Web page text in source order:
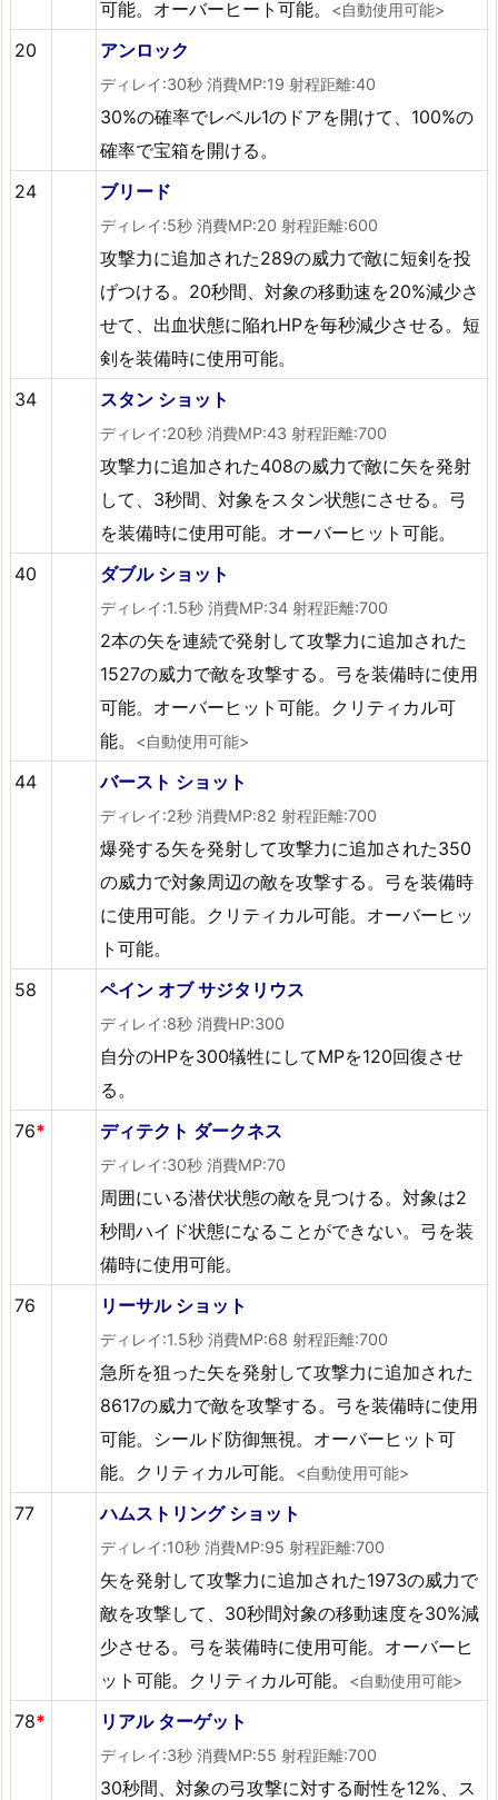
可能。オーバーヒート可能。 <自動使用可能>
20 アンロック
ディレイ:30秒 消費MP:19 射程距離:40
30%の確率でレベル1のドアを開けて、100%の
確率で宝箱を開ける。
24
ブリード
ディレイ:5秒 消費MP:20 射程距離:600
攻撃力に追加された289の威力で敵に短剣を投
げつける。20秒間、対象の移動速を20%減少さ
せて、出血状態に陥れHPを毎秒減少させる。短
剣を装備時に使用可能。
34
スタン ショット
ディレイ:20秒 消費MP:43 射程距離:700
攻撃力に追加された408の威力で敵に矢を発射
して、3秒間、対象をスタン状態にさせる。弓
を装備時に使用可能。オーバーヒット可能。
40
ダブル ショット
ディレイ:1.5秒 消費MP:34 射程距離:700
2本の矢を連続で発射して攻撃力に追加された
1527の威力で敵を攻撃する。弓を装備時に使用
可能。オーバーヒット可能。クリティカル可
能。
<自動使用可能>
44 バースト ショット
ディレイ:2秒 消費MP:82 射程距離:700
爆発する矢を発射して攻撃力に追加された350
の威力で対象周辺の敵を攻撃する。弓を装備時
に使用可能。クリティカル可能。オーバーヒッ
ト可能。
58
ペイン オブ サジタリウス
ディレイ:8秒 消費HP:300
自分のHPを300犠牲にしてMPを120回復させ
る。
76* ディテクト ダークネス
ディレイ:30秒 消費MP:70
周囲にいる潜伏状態の敵を見つける。対象は2
秒間ハイド状態になることができない。弓を装
備時に使用可能。
76
リーサル ショット
ディレイ:1.5秒 消費MP:68 射程距離:700
急所を狙った矢を発射して攻撃力に追加された
8617の威力で敵を攻撃する。弓を装備時に使用
可能。シールド防御無視。オーバーヒット可
能。クリティカル可能。
<自動使用可能>
77 ハムストリング ショット
ディレイ:10秒 消費MP:95 射程距離:700
矢を発射して攻撃力に追加された1973の威力で
敵を攻撃して、30秒間対象の移動速度を30%減
少させる。弓を装備時に使用可能。オーバーヒ
ット可能。クリティカル可能。
<自動使用可能>
78* リアル ターゲット
ディレイ:3秒 消費MP:55 射程距離:700
30秒間、対象の弓攻撃に対する耐性を12%、ス